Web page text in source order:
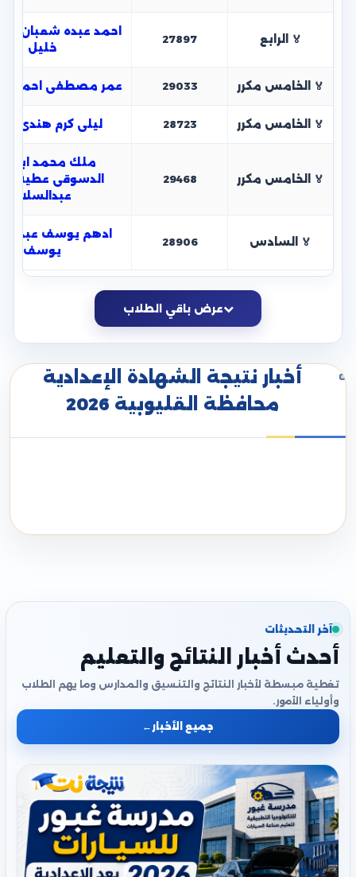
🏅 الرابع 27897
احمد عبده شعبان
خليل
🏅 الخامس مكرر 29033 عمر مصطفى احمد
🏅 الخامس مكرر 28723 ليلى كرم هندى
🏅 الخامس مكرر 29468
ملك محمد
الدسوقى عطية
عبدالسلام
🏅 السادس 28906
ادهم يوسف
يوسف
عرض باقي الطلاب
أخبار نتيجة الشهادة الإعدادية
محافظة القليوبية 2026
آخر التحديثات
أحدث أخبار النتائج والتعليم
تغطية مبسطة لأخبار النتائج والتنسيق والمدارس وما يهم الطلاب
وأولياء الأمور.
جميع الأخبار ←